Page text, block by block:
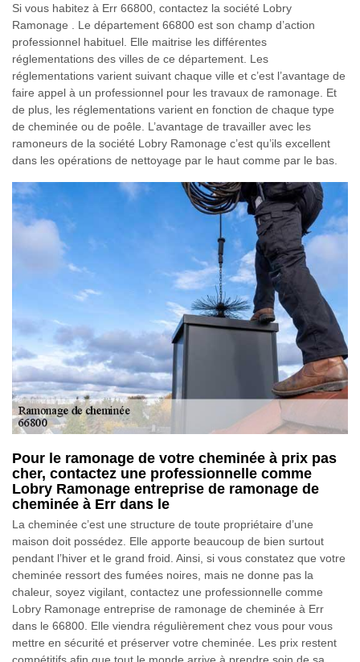
Si vous habitez à Err 66800, contactez la société Lobry
Ramonage . Le département 66800 est son champ d’action
professionnel habituel. Elle maitrise les différentes
réglementations des villes de ce département. Les
réglementations varient suivant chaque ville et c’est l’avantage de
faire appel à un professionnel pour les travaux de ramonage. Et
de plus, les réglementations varient en fonction de chaque type
de cheminée ou de poêle. L’avantage de travailler avec les
ramoneurs de la société Lobry Ramonage c’est qu’ils excellent
dans les opérations de nettoyage par le haut comme par le bas.
Pour le ramonage de votre cheminée à prix pas
cher, contactez une professionnelle comme
Lobry Ramonage entreprise de ramonage de
cheminée à Err dans le
La cheminée c’est une structure de toute propriétaire d’une
maison doit possédez. Elle apporte beaucoup de bien surtout
pendant l’hiver et le grand froid. Ainsi, si vous constatez que votre
cheminée ressort des fumées noires, mais ne donne pas la
chaleur, soyez vigilant, contactez une professionnelle comme
Lobry Ramonage entreprise de ramonage de cheminée à Err
dans le 66800. Elle viendra régulièrement chez vous pour vous
mettre en sécurité et préserver votre cheminée. Les prix restent